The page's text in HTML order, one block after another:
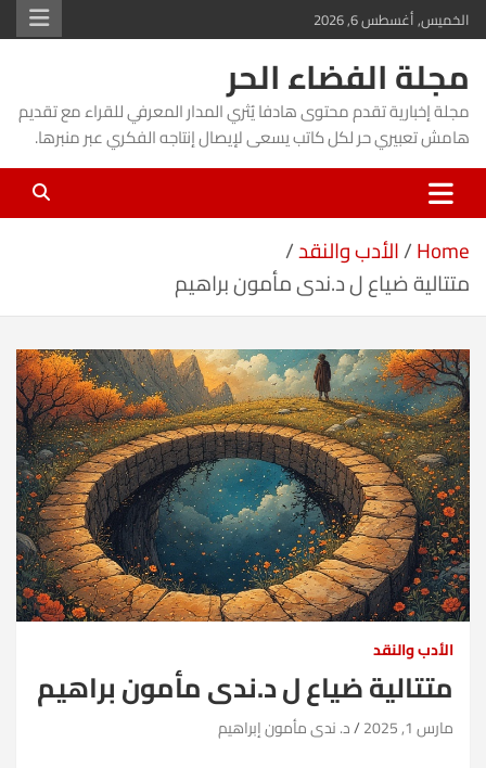
Skip
to
content
الخميس, أغسطس 6, 2026
مجلة الفضاء الحر
مجلة إخبارية تقدم محتوى هادفا يُثري المدار المعرفي للقراء مع تقديم
هامش تعبيري حر لكل كاتب يسعى لإيصال إنتاجه الفكري عبر منبرها.
Home الأدب والنقد
متتالية ضياع ل د.ندى مأمون براهيم
الأدب والنقد
متتالية ضياع ل د.ندى مأمون براهيم
مارس 1, 2025 د. ندى مأمون إبراهيم